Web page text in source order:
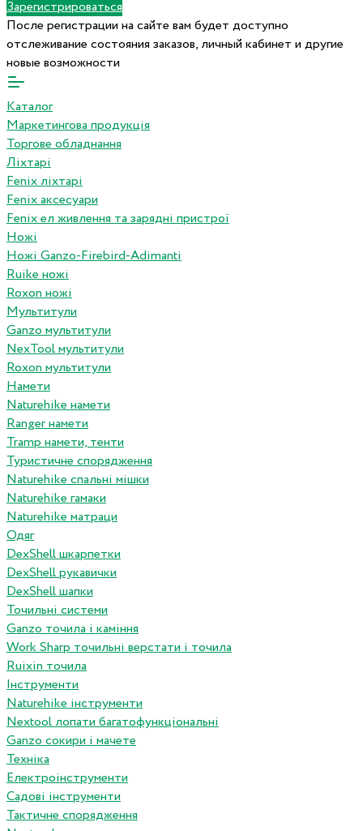
Зарегистрироваться
После регистрации на сайте вам будет доступно
отслеживание состояния заказов, личный кабинет и другие
новые возможности
Каталог
Маркетингова продукція
Торгове обладнання
Ліхтарі
Fenix ліхтарі
Fenix аксесуари
Fenix ел живлення та зарядні пристрої
Ножі
Ножі Ganzo-Firebird-Adimanti
Ruike ножі
Roxon ножi
Мультитули
Ganzo мультитули
NexTool мультитули
Roxon мультитули
Намети
Naturehike намети
Ranger намети
Tramp намети, тенти
Туристичне спорядження
Naturehike спальні мішки
Naturehike гамаки
Naturehike матраци
Одяг
DexShell шкарпетки
DexShell рукавички
DexShell шапки
Точильні системи
Ganzo точила і каміння
Work Sharp точильні верстати і точила
Ruixin точила
Інструменти
Naturehike інструменти
Nextool лопати багатофункціональні
Ganzo сокири і мачете
Техніка
Електроінструменти
Садові інструменти
Тактичне спорядження